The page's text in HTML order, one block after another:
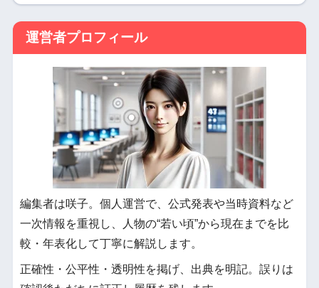
運営者プロフィール
編集者は咲子。個人運営で、公式発表や当時資料など
一次情報を重視し、人物の“若い頃”から現在までを比
較・年表化して丁寧に解説します。
正確性・公平性・透明性を掲げ、出典を明記。誤りは